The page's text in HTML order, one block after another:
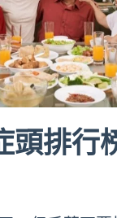
頭排行